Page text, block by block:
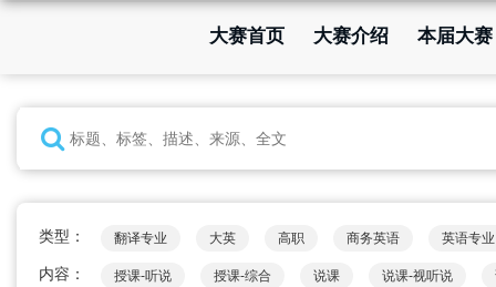
大赛首页 大赛介绍 本届大赛
类型： 翻译专业 大英 高职 商务英语 英语专业
内容： 授课-听说 授课-综合 说课 说课-视听说